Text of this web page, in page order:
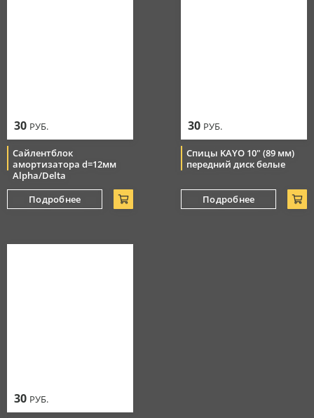
30 РУБ.
Сайлентблок
амортизатора d=12мм
Alpha/Delta
Подробнее
30 РУБ.
Спицы KAYO 10" (89 мм)
передний диск белые
Подробнее
30 РУБ.